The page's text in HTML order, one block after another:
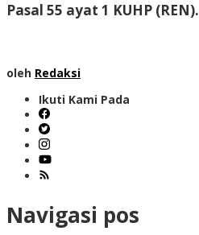
Pasal 55 ayat 1 KUHP (REN).
oleh Redaksi
Ikuti Kami Pada
Navigasi pos